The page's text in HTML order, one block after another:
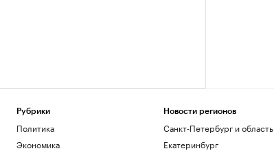
Рубрики
Политика
Экономика
Новости регионов
Санкт-Петербург и область
Екатеринбург